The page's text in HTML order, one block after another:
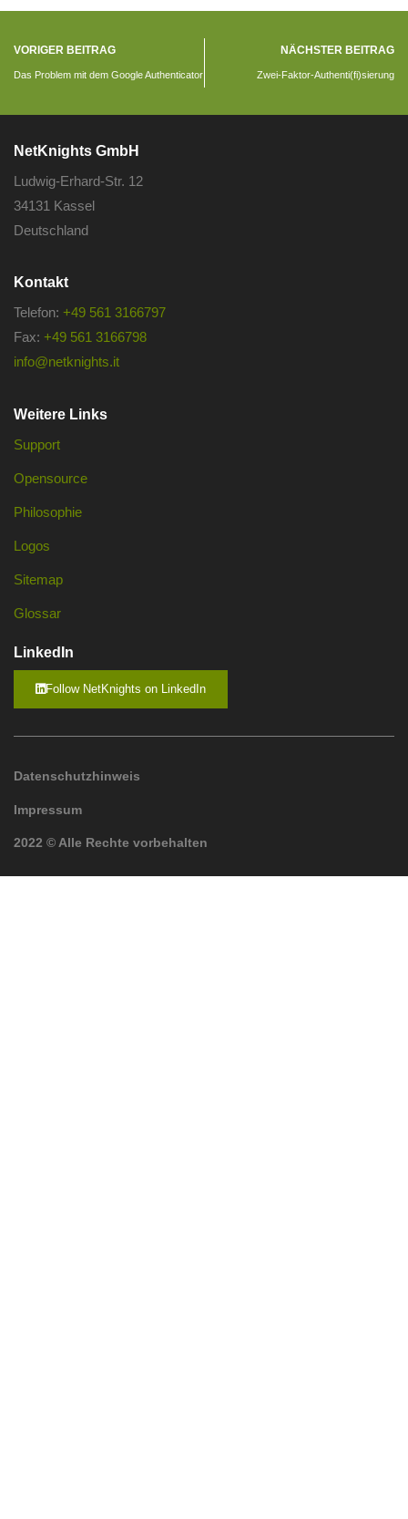
VORIGER BEITRAG
Das Problem mit dem Google Authenticator
NÄCHSTER BEITRAG
Zwei-Faktor-Authenti(fi)sierung
NetKnights GmbH
Ludwig-Erhard-Str. 12
34131 Kassel
Deutschland
Kontakt
Telefon: +49 561 3166797
Fax: +49 561 3166798
info@netknights.it
Weitere Links
Support
Opensource
Philosophie
Logos
Sitemap
Glossar
LinkedIn
Follow NetKnights on LinkedIn
Datenschutzhinweis
Impressum
2022 © Alle Rechte vorbehalten